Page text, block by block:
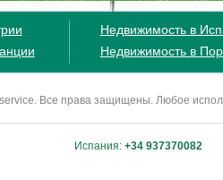
Недвижимость в
Недвижимость в
Все права защищены. Любое
Испания: +34 937370082